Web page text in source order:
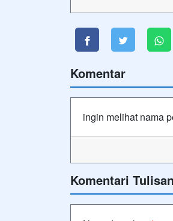
Komentar
ingin melihat nama
Komentari